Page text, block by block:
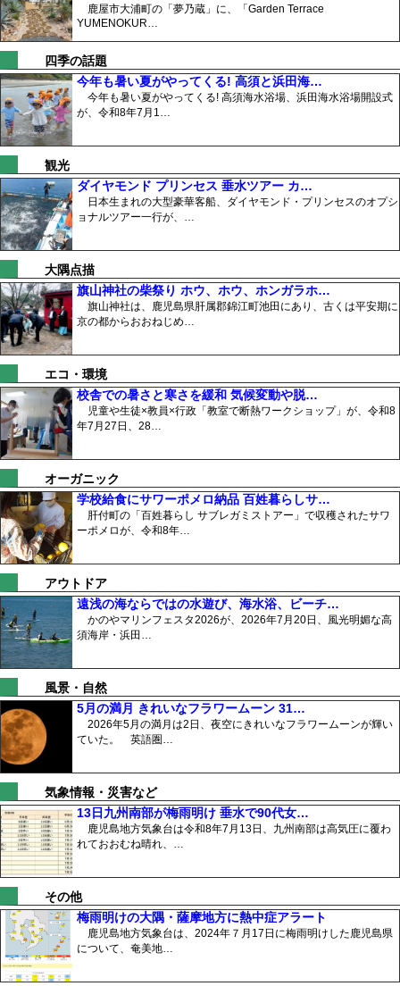
鹿屋市大浦町の「夢乃蔵」に、「Garden Terrace
YUMENOKUR…
四季の話題
今年も暑い夏がやってくる! 高須と浜田海…
今年も暑い夏がやってくる! 高須海水浴場、浜田海水浴場開設式
が、令和8年7月1…
観光
ダイヤモンド プリンセス 垂水ツアー カ…
日本生まれの大型豪華客船、ダイヤモンド・プリンセスのオプシ
ョナルツアー一行が、…
大隅点描
旗山神社の柴祭り ホウ、ホウ、ホンガラホ…
旗山神社は、鹿児島県肝属郡錦江町池田にあり、古くは平安期に
京の都からおおねじめ…
エコ・環境
校舎での暑さと寒さを緩和 気候変動や脱…
児童や生徒×教員×行政「教室で断熱ワークショップ」が、令和8
年7月27日、28…
オーガニック
学校給食にサワーポメロ納品 百姓暮らしサ…
肝付町の「百姓暮らし サブレガミストアー」で収穫されたサワ
ーポメロが、令和8年…
アウトドア
遠浅の海ならではの水遊び、海水浴、ビーチ…
かのやマリンフェスタ2026が、2026年7月20日、風光明媚な高
須海岸・浜田…
風景・自然
5月の満月 きれいなフラワームーン 31…
2026年5月の満月は2日、夜空にきれいなフラワームーンが輝い
ていた。 英語圏…
気象情報・災害など
13日九州南部が梅雨明け 垂水で90代女…
鹿児島地方気象台は令和8年7月13日、九州南部は高気圧に覆わ
れておおむね晴れ、…
その他
梅雨明けの大隅・薩摩地方に熱中症アラート
鹿児島地方気象台は、2024年７月17日に梅雨明けした鹿児島県
について、奄美地…